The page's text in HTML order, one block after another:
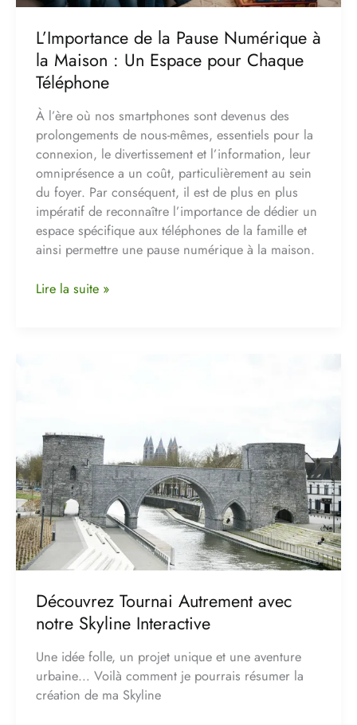
L’Importance de la Pause Numérique à
la Maison : Un Espace pour Chaque
Téléphone
À l’ère où nos smartphones sont devenus des
prolongements de nous-mêmes, essentiels pour la
connexion, le divertissement et l’information, leur
omniprésence a un coût, particulièrement au sein
du foyer. Par conséquent, il est de plus en plus
impératif de reconnaître l’importance de dédier un
espace spécifique aux téléphones de la famille et
ainsi permettre une pause numérique à la maison.
Un
Espace
pour
Chaque
Téléphone
Lire la suite »
Découvrez Tournai Autrement avec
notre Skyline Interactive
Une idée folle, un projet unique et une aventure
urbaine… Voilà comment je pourrais résumer la
création de ma Skyline
notre
Skyline
Interactive